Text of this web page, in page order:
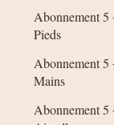
Abonnement 5
Pieds
Abonnement 5
Mains
Abonnement 5